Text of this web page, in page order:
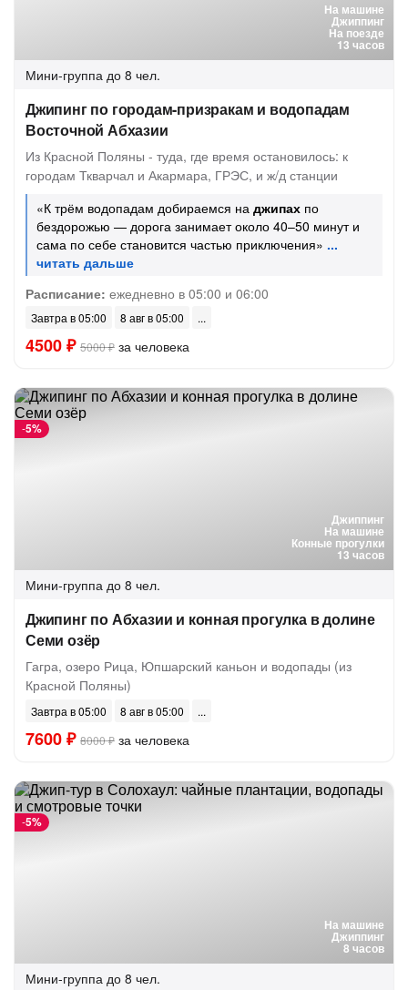
На машине
Джиппинг
На поезде
13 часов
Мини-группа до 8 чел.
Джипинг по городам-призракам и водопадам
Восточной Абхазии
Из Красной Поляны - туда, где время остановилось: к
городам Ткварчал и Акармара, ГРЭС, и ж/д станции
«К трём водопадам добираемся на джипах по
бездорожью — дорога занимает около 40–50 минут и
сама по себе становится частью приключения»
Расписание: ежедневно в 05:00 и 06:00
Завтра в 05:00 8 авг в 05:00
4500 ₽ 5000 ₽ за человека
Джиппинг
На машине
Конные прогулки
13 часов
-5%
Мини-группа до 8 чел.
Джипинг по Абхазии и конная прогулка в долине
Семи озёр
Гагра, озеро Рица, Юпшарский каньон и водопады (из
Красной Поляны)
Завтра в 05:00 8 авг в 05:00
7600 ₽ 8000 ₽ за человека
На машине
Джиппинг
8 часов
-5%
Мини-группа до 8 чел.